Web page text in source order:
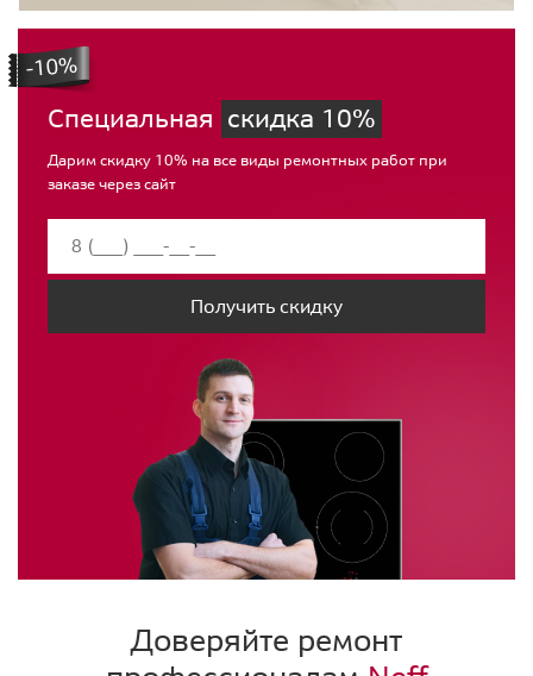
Специальная скидка 10%
Дарим скидку 10% на все виды ремонтных работ при
заказе через сайт
Получить скидку
Доверяйте ремонт